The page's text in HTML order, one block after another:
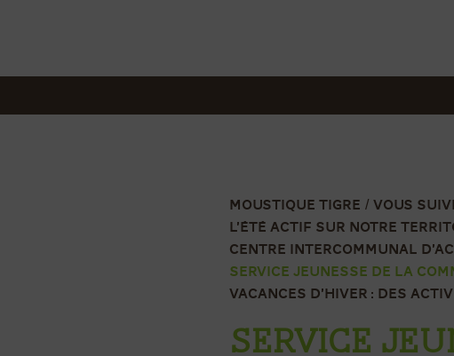
MOUSTIQUE TIGRE
VOUS
L’ÉTÉ ACTIF SUR NOTRE
CENTRE INTERCOMMUNAL
SERVICE JEUNESSE DE LA
VACANCES D’HIVER : DES
SERVICE